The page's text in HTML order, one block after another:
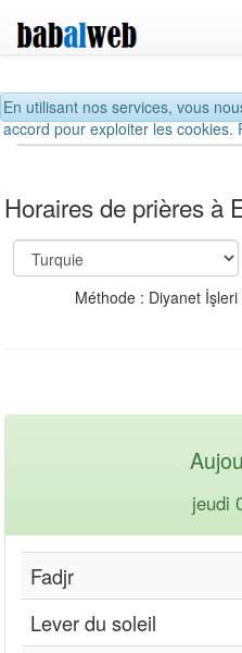
En utilisant nos services, vous
accord pour exploiter les cookies.
Horaires de prières à
Méthode : Diyanet İşleri
jeudi
Fadjr
Lever du soleil